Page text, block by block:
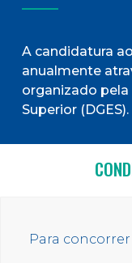
A candidatura
anualmente
organizado pela
Superior (DGES).
Para